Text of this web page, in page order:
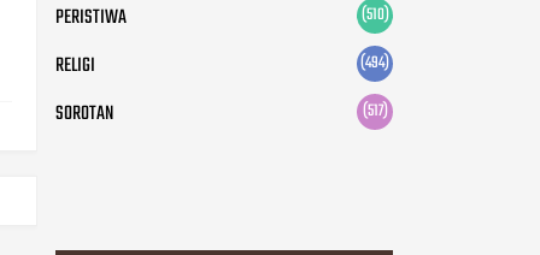
PERISTIWA (510)
RELIGI (494)
SOROTAN (517)